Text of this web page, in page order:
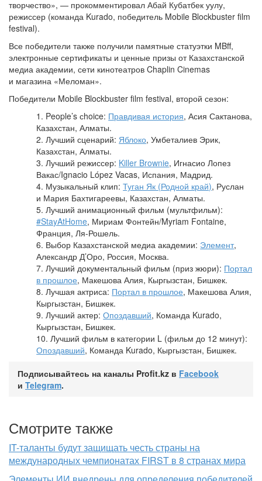
творчество», — прокомментировал Абай Кубатбек уулу,
режиссер (команда Kurado, победитель Mobile Blockbuster film
festival).
Все победители также получили памятные статуэтки MBff,
электронные сертификаты и ценные призы от Казахстанской
медиа академии, сети кинотеатров Chaplin Cinemas
и магазина «Меломан».
Победители Mobile Blockbuster film festival, второй сезон:
1. People’s сhoice: Правдивая история, Асия Сактанова,
Казахстан, Алматы.
2. Лучший сценарий: Яблоко, Умбеталиев Эрик,
Казахстан, Алматы.
3. Лучший режиссер: Killer Brownie, Игнасио Лопез
Вакас/Ignacio López Vacas, Испания, Мадрид.
4. Музыкальный клип:Туган Як (Родной край), Руслан
и Мария Бахтигареевы, Казахстан, Алматы.
5. Лучший анимационный фильм (мультфильм):
#StayAtHome, Мириам Фонтейн/Myriam Fontaine,
Франция, Ля-Рошель.
6. Выбор Казахстанской медиа академии: Элемент,
Александр Д’Оро, Россия, Москва.
7. Лучший документальный фильм (приз жюри): Портал
в прошлое, Макешова Алия, Кыргызстан, Бишкек.
8. Лучшая актриса: Портал в прошлое, Макешова Алия,
Кыргызстан, Бишкек.
9. Лучший актер:Опоздавший, Команда Kurado,
Кыргызстан, Бишкек.
10. Лучший фильм в категории L (фильм до 12 минут):
Опоздавший, Команда Kurado, Кыргызстан, Бишкек.
Подписывайтесь на каналы Profit.kz в Facebook
и Telegram.
Смотрите также
IT-таланты будут защищать честь страны на
международных чемпионатах FIRST в 8 странах мира